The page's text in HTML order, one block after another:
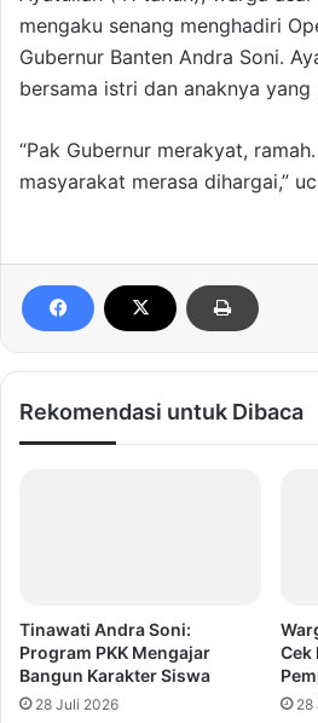
mengaku senang menghadiri
Gubernur Banten Andra Soni.
bersama istri dan anaknya yang
“Pak Gubernur merakyat,
masyarakat merasa dihargai,”
Rekomendasi untuk Dibaca
Tinawati Andra Soni:
Program PKK Mengajar
Bangun Karakter Siswa
28 Juli 2026
Cek
28